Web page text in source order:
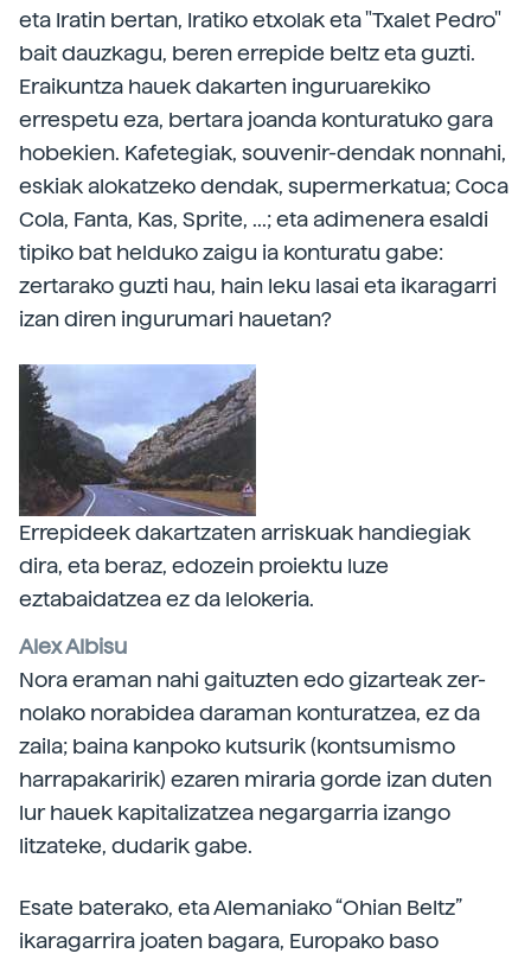
eta Iratin bertan, Iratiko etxolak eta "Txalet Pedro"
bait dauzkagu, beren errepide beltz eta guzti.
Eraikuntza hauek dakarten inguruarekiko
errespetu eza, bertara joanda konturatuko gara
hobekien. Kafetegiak, souvenir-dendak nonnahi,
eskiak alokatzeko dendak, supermerkatua; Coca
Cola, Fanta, Kas, Sprite, ...; eta adimenera esaldi
tipiko bat helduko zaigu ia konturatu gabe:
zertarako guzti hau, hain leku lasai eta ikaragarri
izan diren ingurumari hauetan?
Errepideek dakartzaten arriskuak handiegiak
dira, eta beraz, edozein proiektu luze
eztabaidatzea ez da lelokeria.
Alex Albisu
Nora eraman nahi gaituzten edo gizarteak zer-
nolako norabidea daraman konturatzea, ez da
zaila; baina kanpoko kutsurik (kontsumismo
harrapakaririk) ezaren miraria gorde izan duten
lur hauek kapitalizatzea negargarria izango
litzateke, dudarik gabe.
Esate baterako, eta Alemaniako “Ohian Beltz”
ikaragarrira joaten bagara, Europako baso